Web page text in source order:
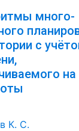
много-
с
на
К. С.